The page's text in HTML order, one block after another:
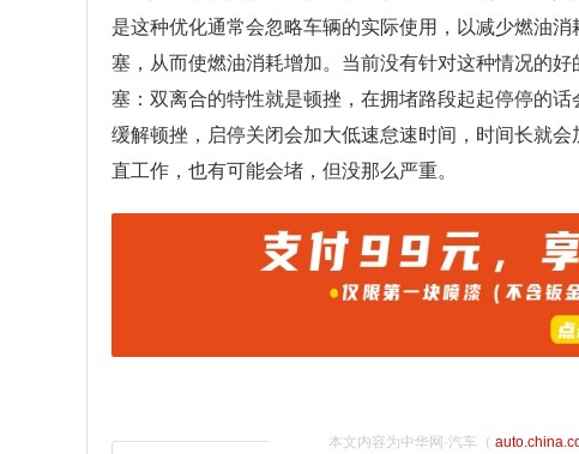
是这种优化通常会忽略车辆的实际使用，以减少燃油
塞，从而使燃油消耗增加。当前没有针对这种情况的
塞：双离合的特性就是顿挫，在拥堵路段起起停停的
缓解顿挫，启停关闭会加大低速怠速时间，时间长就
直工作，也有可能会堵，但没那么严重。
本文内容为中华网·汽车（